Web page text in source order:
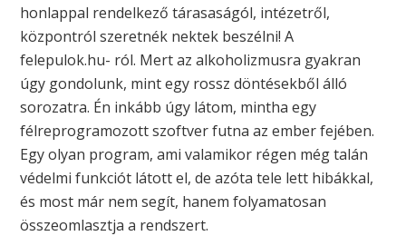
honlappal rendelkező tárasaságól, intézetről,
központról szeretnék nektek beszélni! A
felepulok.hu- ról. Mert az alkoholizmusra gyakran
úgy gondolunk, mint egy rossz döntésekből álló
sorozatra. Én inkább úgy látom, mintha egy
félreprogramozott szoftver futna az ember fejében.
Egy olyan program, ami valamikor régen még talán
védelmi funkciót látott el, de azóta tele lett hibákkal,
és most már nem segít, hanem folyamatosan
összeomlasztja a rendszert.